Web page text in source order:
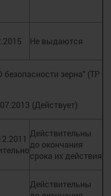
Не выдаются
безопасности зерна" (ТР
(Действует)
Действительны
до окончания
срока их действия
Действительны